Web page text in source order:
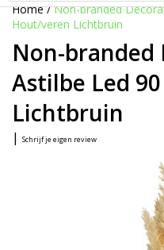
Home/Non-branded
Hout/veren Lichtbruin
Non-
Astilbe Led
Lichtbruin
| Schrijf je eigen review